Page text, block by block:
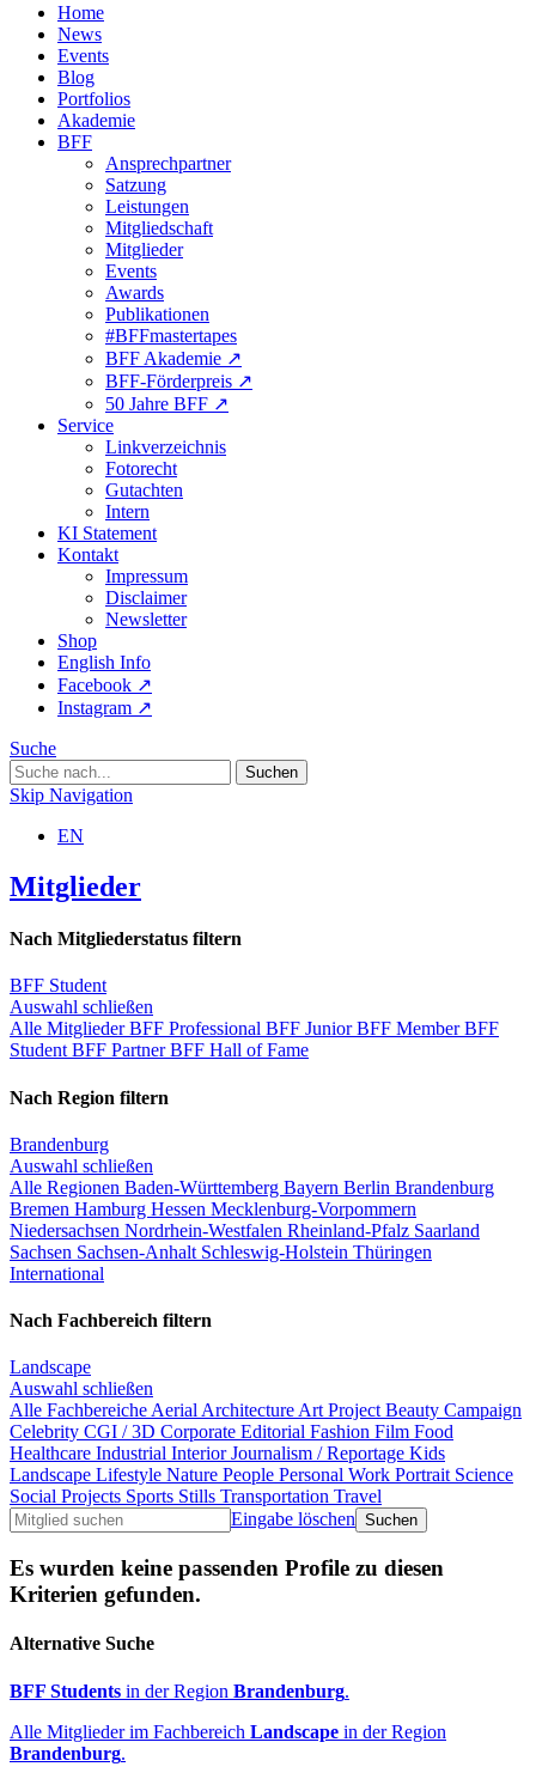
Home
News
Events
Blog
Portfolios
Akademie
BFF
Ansprechpartner
Satzung
Leistungen
Mitgliedschaft
Mitglieder
Events
Awards
Publikationen
#BFFmastertapes
BFF Akademie ↗︎
BFF-Förderpreis ↗︎
50 Jahre BFF ↗︎
Service
Linkverzeichnis
Fotorecht
Gutachten
Intern
KI Statement
Kontakt
Impressum
Disclaimer
Newsletter
Shop
English Info
Facebook ↗︎
Instagram ↗︎
Suche
Skip Navigation
EN
Mitglieder
Nach Mitgliederstatus filtern
BFF Student
Auswahl schließen
Alle MitgliederBFF Professional BFF JuniorBFF MemberBFF
Student BFF PartnerBFF Hall of Fame
Nach Region filtern
Brandenburg
Auswahl schließen
Alle Regionen Baden-Württemberg Bayern Berlin Brandenburg
Bremen Hamburg Hessen Mecklenburg-Vorpommern
Niedersachsen Nordrhein-Westfalen Rheinland-Pfalz Saarland
Sachsen Sachsen-Anhalt Schleswig-Holstein Thüringen
International
Nach Fachbereich filtern
Landscape
Auswahl schließen
Alle Fachbereiche Aerial Architecture Art Project Beauty Campaign
Celebrity CGI / 3D Corporate Editorial Fashion Film Food
Healthcare Industrial InteriorJournalism / Reportage Kids
Landscape Lifestyle Nature People Personal Work Portrait Science
Social Projects Sports Stills Transportation Travel
Eingabe löschen
Es wurden keine passenden Profile zu diesen
Kriterien gefunden.
Alternative Suche
BFF Students in der Region Brandenburg.
Alle Mitglieder im Fachbereich Landscape in der Region
Brandenburg.